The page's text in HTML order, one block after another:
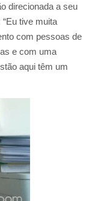
direcionada a seu
tive muita
com pessoas de
e com uma
aqui têm um